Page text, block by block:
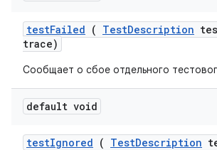
testFailed ( TestDescription
trace)
Сообщает о сбое отдельного
default void
testIgnored ( TestDescription